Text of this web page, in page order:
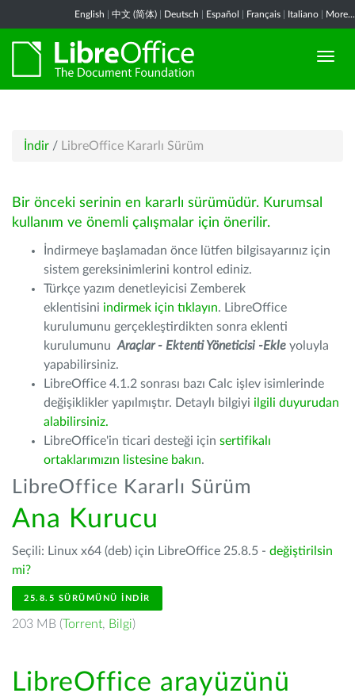
English 中文 (简体) Deutsch Español Français Italiano More...
İndir / LibreOffice Kararlı Sürüm
Bir önceki serinin en kararlı sürümüdür. Kurumsal
kullanım ve önemli çalışmalar için önerilir.
İndirmeye başlamadan önce lütfen bilgisayarınız için
sistem gereksinimlerini kontrol ediniz.
Türkçe yazım denetleyicisi Zemberek
eklentisini indirmek için tıklayın. LibreOffice
kurulumunu gerçekleştirdikten sonra eklenti
kurulumunu Araçlar - Ektenti Yöneticisi -Ekle yoluyla
yapabilirsiniz.
LibreOffice 4.1.2 sonrası bazı Calc işlev isimlerinde
değişiklikler yapılmıştır. Detaylı bilgiyi ilgili duyurudan
alabilirsiniz.
LibreOffice'in ticari desteği için sertifikalı
ortaklarımızın listesine bakın.
LibreOffice Kararlı Sürüm
Ana Kurucu
Seçili: Linux x64 (deb) için LibreOffice 25.8.5 - değiştirilsin
mi?
25.8.5 SÜRÜMÜNÜ İNDIR
203 MB (Torrent, Bilgi)
LibreOffice arayüzünü